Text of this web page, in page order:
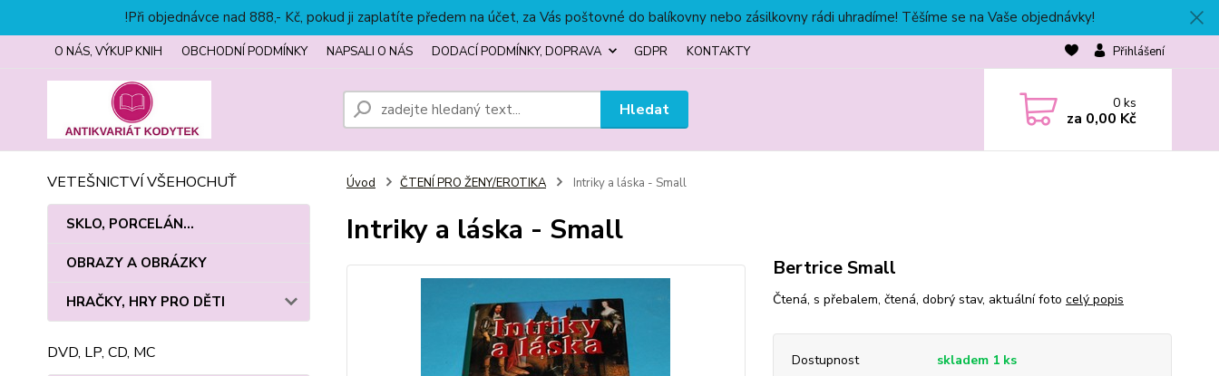
!Při objednávce nad 888,- Kč, pokud ji zaplatíte předem na účet, za Vás poštovné do balíkovny nebo zásilkovny rádi uhradíme! Těšíme se na Vaše objednávky!
O NÁS, VÝKUP KNIH OBCHODNÍ PODMÍNKY NAPSALI O NÁS DODACÍ PODMÍNKY, DOPRAVA GDPR KONTAKTY Přihlášení
Hledat 0ks
za 0,00 Kč
VETEŠNICTVÍ VŠEHOCHUŤ
SKLO, PORCELÁN...
OBRAZY A OBRÁZKY
HRAČKY, HRY PRO DĚTI
DVD, LP, CD, MC
Úvod ČTENÍ PRO ŽENY/EROTIKA Intriky a láska - Small
Intriky a láska - Small
Bertrice Small
Čtená, s přebalem, čtená, dobrý stav, aktuální foto celý popis
Dostupnost skladem 1 ks